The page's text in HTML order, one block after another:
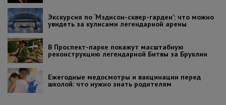
Экскурсия по ‘Мэдисон-сквер-гарден’: что можно
увидеть за кулисами легендарной арены
В Проспект-парке покажут масштабную
реконструкцию легендарной Битвы за Бруклин
Ежегодные медосмотры и вакцинации перед
школой: что нужно знать родителям